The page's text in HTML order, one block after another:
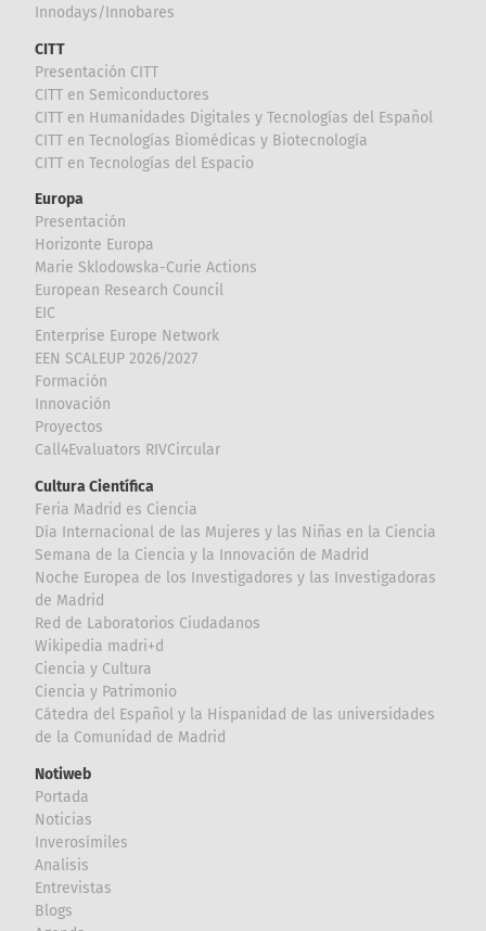
Innodays/Innobares
CITT
Presentación CITT
CITT en Semiconductores
CITT en Humanidades Digitales y Tecnologías del Español
CITT en Tecnologías Biomédicas y Biotecnología
CITT en Tecnologías del Espacio
Europa
Presentación
Horizonte Europa
Marie Sklodowska-Curie Actions
European Research Council
EIC
Enterprise Europe Network
EEN SCALEUP 2026/2027
Formación
Innovación
Proyectos
Call4Evaluators RIVCircular
Cultura Científica
Feria Madrid es Ciencia
Día Internacional de las Mujeres y las Niñas en la Ciencia
Semana de la Ciencia y la Innovación de Madrid
Noche Europea de los Investigadores y las Investigadoras
de Madrid
Red de Laboratorios Ciudadanos
Wikipedia madri+d
Ciencia y Cultura
Ciencia y Patrimonio
Cátedra del Español y la Hispanidad de las universidades
de la Comunidad de Madrid
Notiweb
Portada
Noticias
Inverosímiles
Analisis
Entrevistas
Blogs